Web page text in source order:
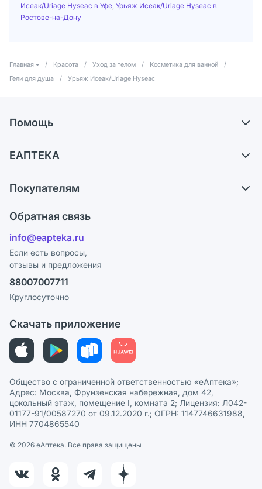
Исеак/Uriage Hyseac в Уфе Урьяж Исеак/Uriage Hyseac в
Ростове-на-Дону
Главная / Красота / Уход за телом / Косметика для ванной
/
Гели для душа
/ Урьяж Исеак/Uriage Hyseac
Помощь
Самовывоз из аптек
Ответы на вопросы
Блог
ЕАПТЕКА
Карьера
Поставщики
Лицензия
Реклама на сайте
Ваши товары на ЕАПТЕКЕ
Покупателям
Программа СберСпасибо
Политика конфиденциальности
Пользовательское соглашение
Политика рекомендаций
Этика и соответствие
Политика в отношении обработки персональных данных
Обратная связь
info@eapteka.ru
Если есть вопросы,
отзывы и предложения
88007007711
Круглосуточно
Скачать приложение
Общество с ограниченной ответственностью «еАптека»;
Адрес: Москва, Фрунзенская набережная, дом 42,
цокольный этаж, помещение I, комната 2; Лицензия: Л042-
01177-91/00587270 от 09.12.2020 г.; ОГРН: 1147746631988,
ИНН 7704865540
© 2026 eАптека. Все права защищены